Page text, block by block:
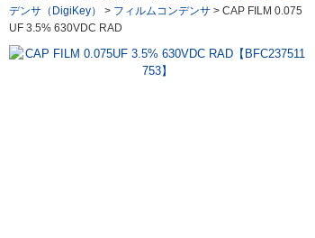
デンサ（DigiKey）
> フィルムコンデンサ > CAP FILM 0.075
UF 3.5% 630VDC RAD